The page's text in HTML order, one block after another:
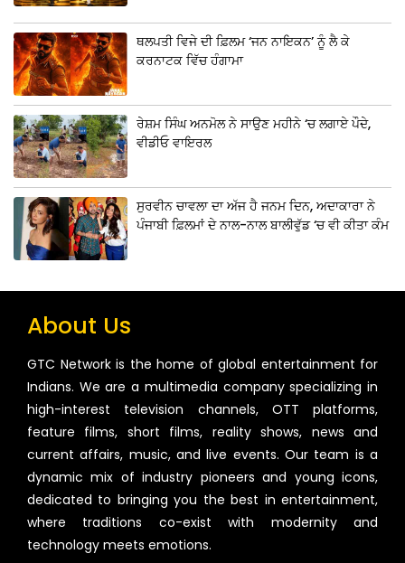
ਥਲਪਤੀ ਵਿਜੇ ਦੀ ਫ਼ਿਲਮ ‘ਜਨ ਨਾਇਕਨ’ ਨੂੰ ਲੈ ਕੇ
ਕਰਨਾਟਕ ਵਿੱਚ ਹੰਗਾਮਾ
ਰੇਸ਼ਮ ਸਿੰਘ ਅਨਮੋਲ ਨੇ ਸਾਉਣ ਮਹੀਨੇ ‘ਚ ਲਗਾਏ ਪੌਦੇ,
ਵੀਡੀਓ ਵਾਇਰਲ
ਸੁਰਵੀਨ ਚਾਵਲਾ ਦਾ ਅੱਜ ਹੈ ਜਨਮ ਦਿਨ, ਅਦਾਕਾਰਾ ਨੇ
ਪੰਜਾਬੀ ਫ਼ਿਲਮਾਂ ਦੇ ਨਾਲ-ਨਾਲ ਬਾਲੀਵੁੱਡ ‘ਚ ਵੀ ਕੀਤਾ ਕੰਮ
About Us
GTC Network is the home of global entertainment for
Indians. We are a multimedia company specializing in
high-interest television channels, OTT platforms,
feature films, short films, reality shows, news and
current affairs, music, and live events. Our team is a
dynamic mix of industry pioneers and young icons,
dedicated to bringing you the best in entertainment,
where traditions co-exist with modernity and
technology meets emotions.